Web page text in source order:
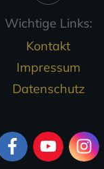
Wichtige Links:
Kontakt
Impressum
Datenschutz